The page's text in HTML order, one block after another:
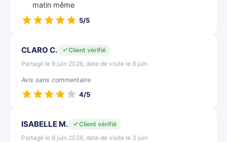
matin même
5/5
CLARO C.
Client vérifié
Partagé le 9 juin 2026, date de visite le 8 juin
Avis sans commentaire
4/5
ISABELLE M.
Client vérifié
Partagé le 8 juin 2026, date de visite le 3 juin